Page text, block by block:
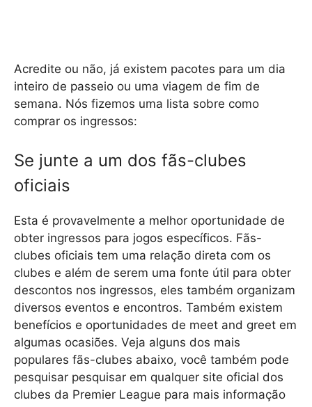
Acredite ou não, já existem pacotes para um dia
inteiro de passeio ou uma viagem de fim de
semana. Nós fizemos uma lista sobre como
comprar os ingressos:
Se junte a um dos fãs-clubes
oficiais
Esta é provavelmente a melhor oportunidade de
obter ingressos para jogos específicos. Fãs-
clubes oficiais tem uma relação direta com os
clubes e além de serem uma fonte útil para obter
descontos nos ingressos, eles também organizam
diversos eventos e encontros. Também existem
benefícios e oportunidades de meet and greet em
algumas ocasiões. Veja alguns dos mais
populares fãs-clubes abaixo, você também pode
pesquisar pesquisar em qualquer site oficial dos
clubes da Premier League para mais informação